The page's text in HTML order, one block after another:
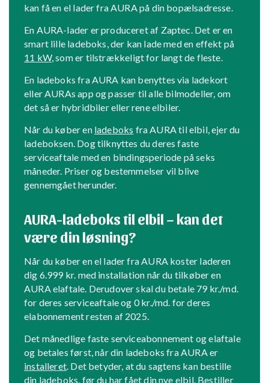
kan få en el lader fra AURA på din bopælsadresse.
En AURA-lader er produceret af Zaptec. Det er en
smart lille ladeboks, der kan lade med en effekt på
11 kW, som er tilstrækkeligt for langt de fleste.
En ladeboks fra AURA kan benyttes via ladekort
eller AURAs app og passer til alle bilmodeller, om
det så er hybridbiler eller rene elbiler.
Når du køber en ladeboks fra AURA til elbil, ejer du
ladeboksen. Dog tilknyttes du deres faste
serviceaftale med en bindingsperiode på seks
måneder. Priser og bestemmelser vil blive
gennemgået herunder.
AURA-ladeboks til elbil – kan det
være din løsning?
Når du køber en el lader fra AURA koster laderen
dig 6.999 kr. med installation når du tilkøber en
AURA elaftale. Derudover skal du betale 79 kr./md.
for deres serviceaftale og 0 kr./md. for deres
elabonnement resten af 2025.
Det månedlige faste serviceabonnement og elaftale
og betales først, når din ladeboks fra AURA er
installeret. Det betyder, at du sagtens kan bestille
din ladeboks, før du har fået din nye elbil. Bestiller